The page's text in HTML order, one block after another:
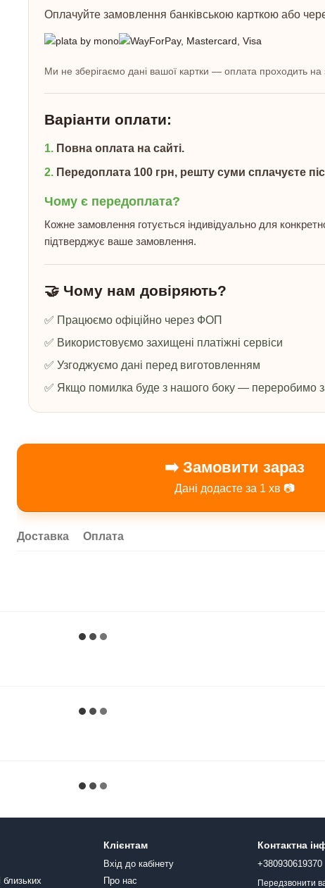
Оплачуйте замовлення банківською карткою або
Ми не зберігаємо дані вашої картки — оплата проходить на
Варіанти оплати:
1. Повна оплата на сайті.
2. Передоплата 100 грн, решту суми сплачуєте
Чому є передоплата?
Кожне замовлення готується індивідуально для
підтверджує ваше замовлення.
🤝 Чому нам довіряють?
✅ Працюємо офіційно через ФОП
✅ Використовуємо захищені платіжні сервіси
✅ Узгоджуємо дані перед виготовленням
✅ Якщо помилка буде з нашого боку — переробимо
➡️ Замовити зараз
Дані додасте за 1 хв 📷
Доставка Оплата
близьких
Клієнтам
Вхід до кабінету
Про нас
Контактна
+380930619370
Передзвонити